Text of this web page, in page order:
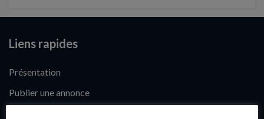
Liens rapides
Présentation
Publier une annonce